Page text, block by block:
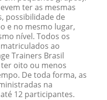
ter as mesmas
possibilidade de
e no mesmo lugar,
nível. Todos os
ao
Trainers Brasil
oito ou menos
De toda forma, as
na
12 participantes.